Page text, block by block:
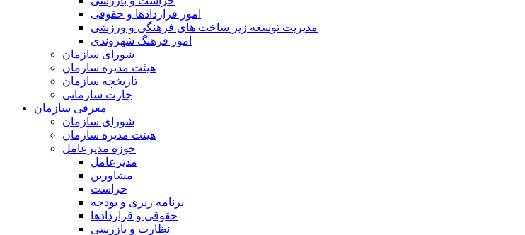
امور قراردادها و حقوقی
مدیریت توسعه زیر ساخت های فرهنگی و ورزشی
امور فرهنگ شهروندی
شورای سازمان
هیئت مدیره سازمان
تاریخچه سازمان
چارت سازمانی
معرفی سازمان
شورای سازمان
هیئت مدیره سازمان
حوزه مدیرعامل
مدیرعامل
مشاورین
حراست
برنامه ریزی و بودجه
حقوقی و قراردادها
نظارت و بازرسی